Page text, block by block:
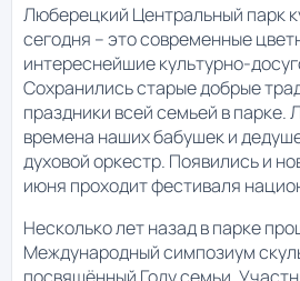
Люберецкий Центральный парк
сегодня – это современные
интереснейшие культурно-
Сохранились старые добрые
праздники всей семьей в парке.
времена наших бабушек и
духовой оркестр. Появились и
июня проходит фестиваля
Несколько лет назад в парке
Международный симпозиум
посвящённый Году семьи.